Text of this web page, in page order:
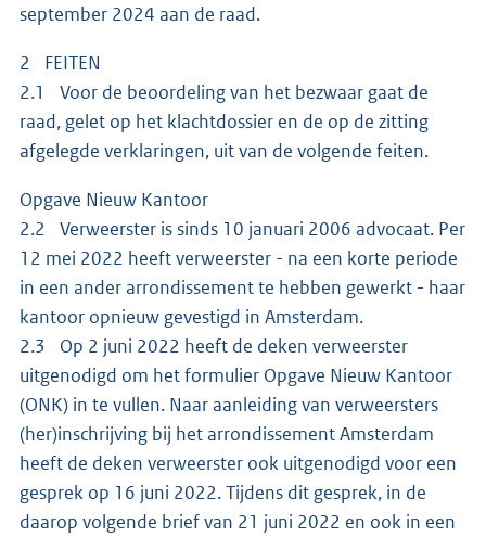
september 2024 aan de raad.
2 FEITEN
2.1 Voor de beoordeling van het bezwaar gaat de
raad, gelet op het klachtdossier en de op de zitting
afgelegde verklaringen, uit van de volgende feiten.
Opgave Nieuw Kantoor
2.2 Verweerster is sinds 10 januari 2006 advocaat. Per
12 mei 2022 heeft verweerster - na een korte periode
in een ander arrondissement te hebben gewerkt - haar
kantoor opnieuw gevestigd in Amsterdam.
2.3 Op 2 juni 2022 heeft de deken verweerster
uitgenodigd om het formulier Opgave Nieuw Kantoor
(ONK) in te vullen. Naar aanleiding van verweersters
(her)inschrijving bij het arrondissement Amsterdam
heeft de deken verweerster ook uitgenodigd voor een
gesprek op 16 juni 2022. Tijdens dit gesprek, in de
daarop volgende brief van 21 juni 2022 en ook in een